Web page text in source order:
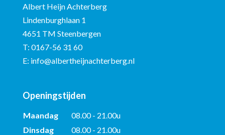
Albert Heijn Achterberg
Lindenburghlaan 1
4651 TM Steenbergen
T: 0167-56 31 60
E: info@albertheijnachterberg.nl
Openingstijden
Maandag
08.00 - 21.00u
Dinsdag
08.00 - 21.00u